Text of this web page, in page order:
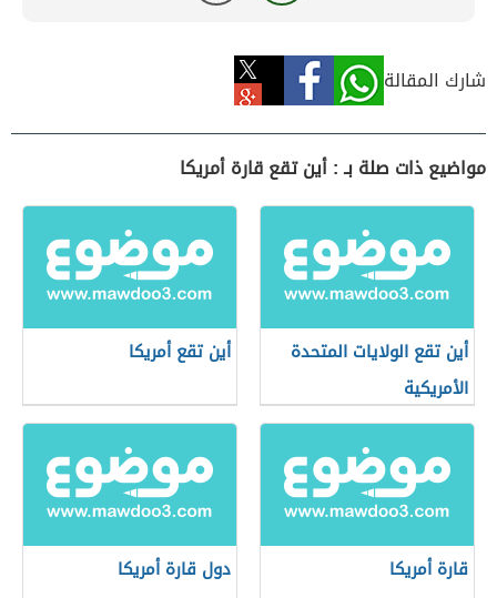
شارك المقالة
مواضيع ذات صلة بـ : أين تقع قارة أمريكا
أين تقع الولايات المتحدة
الأمريكية
أين تقع أمريكا
قارة أمريكا دول قارة أمريكا